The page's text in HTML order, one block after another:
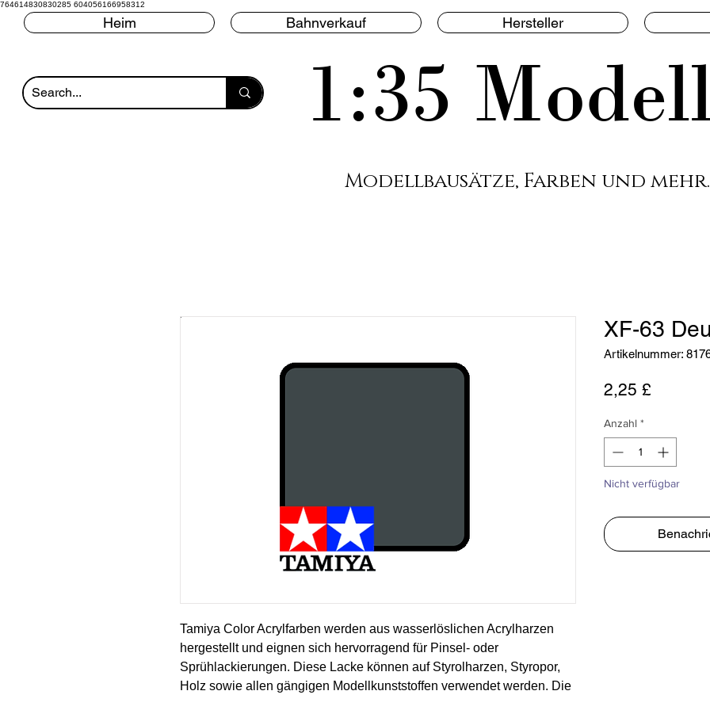
764614830830285 604056166958312
Heim Bahnverkauf Hersteller
1:35
Modellbausätze, Farben und mehr.
Tamiya Color Acrylfarben werden aus wasserlöslichen Acrylharzen
hergestellt und eignen sich hervorragend für Pinsel- oder
Sprühlackierungen. Diese Lacke können auf Styrolharzen, Styropor,
Holz sowie allen gängigen Modellkunststoffen verwendet werden. Die
XF-63
Artikelnummer:
2,25 £
Anzahl *
Nicht verfügbar